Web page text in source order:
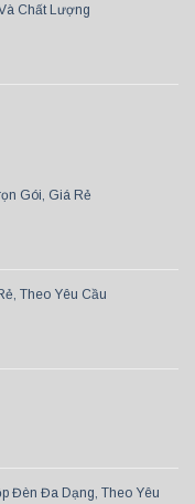
Chất Lượng
Gói, Giá Rẻ
Theo Yêu Cầu
Đèn Đa Dạng, Theo Yêu